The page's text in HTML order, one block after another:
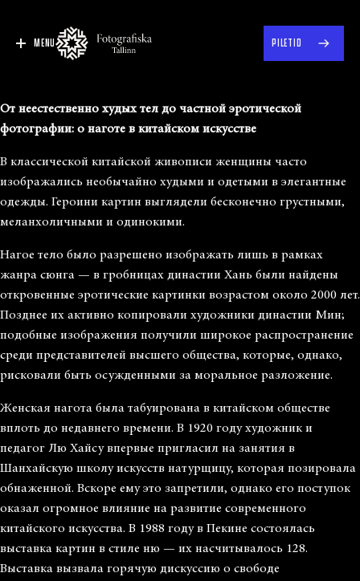
MENU PILETID
От неестественно худых тел до частной эротической
фотографии: о наготе в китайском искусстве
В классической китайской живописи женщины часто
изображались необычайно худыми и одетыми в элегантные
одежды. Героини картин выглядели бесконечно грустными,
меланхоличными и одинокими.
Нагое тело было разрешено изображать лишь в рамках
жанра сюнга — в гробницах династии Хань были найдены
откровенные эротические картинки возрастом около 2000 лет.
Позднее их активно копировали художники династии Мин;
подобные изображения получили широкое распространение
среди представителей высшего общества, которые, однако,
рисковали быть осужденными за моральное разложение.
Женская нагота была табуирована в китайском обществе
вплоть до недавнего времени. В 1920 году художник и
педагог Лю Хайсу впервые пригласил на занятия в
Шанхайскую школу искусств натурщицу, которая позировала
обнаженной. Вскоре ему это запретили, однако его поступок
оказал огромное влияние на развитие современного
китайского искусства. В 1988 году в Пекине состоялась
выставка картин в стиле ню — их насчитывалось 128.
Выставка вызвала горячую дискуссию о свободе